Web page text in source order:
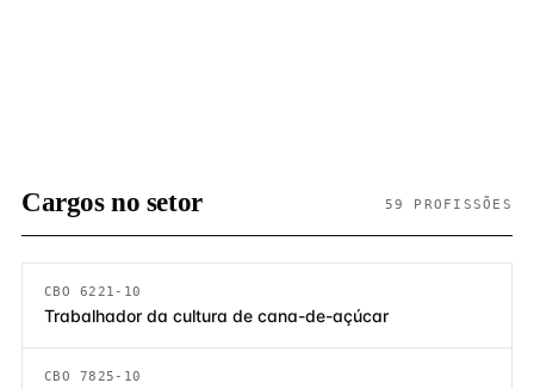
Cargos no setor 59 PROFISSÕES
CBO 6221-10
Trabalhador da cultura de cana-de-açúcar
CBO 7825-10